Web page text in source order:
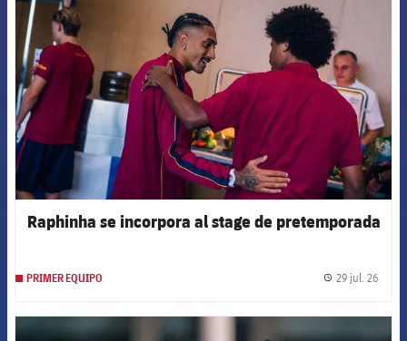
Raphinha se incorpora al stage de pretemporada
PRIMER EQUIPO 29 jul. 26